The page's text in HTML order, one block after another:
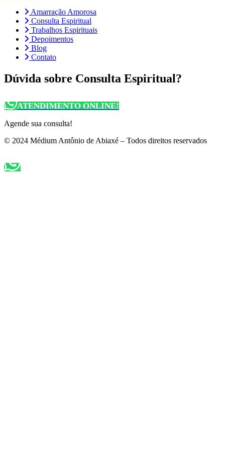
Amarração Amorosa
Consulta Espiritual
Trabalhos Espirituais
Depoimentos
Blog
Contato
Dúvida sobre Consulta Espiritual?
ATENDIMENTO ONLINE!
Agende sua consulta!
© 2024 Médium Antônio de Abiaxé – Todos direitos reservados